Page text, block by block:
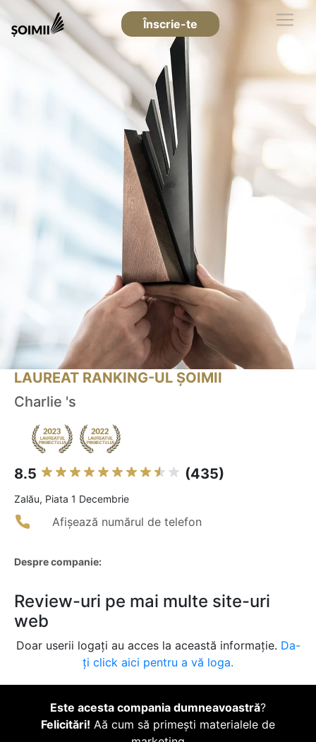
Înscrie-te
LAUREAT RANKING-UL ȘOIMII
Charlie 's
8.5 (435)
Zalău, Piata 1 Decembrie
Afișează numărul de telefon
Despre companie:
Review-uri pe mai multe site-uri
web
Doar userii logați au acces la această informație. Da-
ți click aici pentru a vă loga.
Este acesta compania dumneavoastră?
Felicitări! Aă cum să primești materialele de